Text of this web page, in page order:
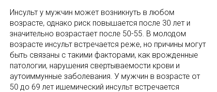
Инсульт у мужчин может возникнуть в любом
возрасте, однако риск повышается после 30 лет и
значительно возрастает после 50-55. В молодом
возрасте инсульт встречается реже, но причины могут
быть связаны с такими факторами, как врожденные
патологии, нарушения свертываемости крови и
аутоиммунные заболевания. У мужчин в возрасте от
50 до 69 лет ишемический инсульт встречается